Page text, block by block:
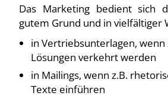
Das Marketing bedient sich
gutem Grund und in vielfältiger
in Vertriebsunterlagen, wenn
Lösungen verkehrt werden
in Mailings, wenn z.B.
Texte einführen